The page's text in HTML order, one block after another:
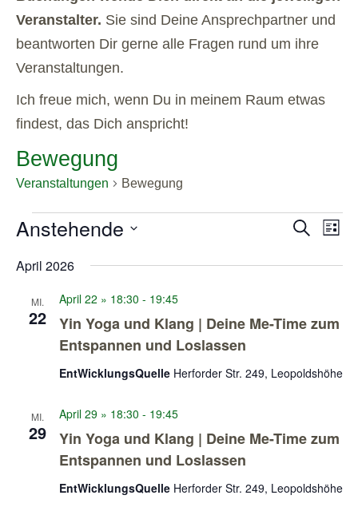
Veranstalter. Sie sind Deine Ansprechpartner und
beantworten Dir gerne alle Fragen rund um ihre
Veranstaltungen.
Ich freue mich, wenn Du in meinem Raum etwas
findest, das Dich anspricht!
Bewegung
Veranstaltungen Bewegung
Veranstaltungen
und
SucheListe
Anstehende
wählen.
April 2026
MI.
22
Yin Yoga und Klang | Deine Me-Time zum
Entspannen und Loslassen
April 22 » 18:30 - 19:45
EntWicklungsQuelle Herforder Str. 249, Leopoldshöhe
MI.
29
Yin Yoga und Klang | Deine Me-Time zum
Entspannen und Loslassen
April 29 » 18:30 - 19:45
EntWicklungsQuelle Herforder Str. 249, Leopoldshöhe